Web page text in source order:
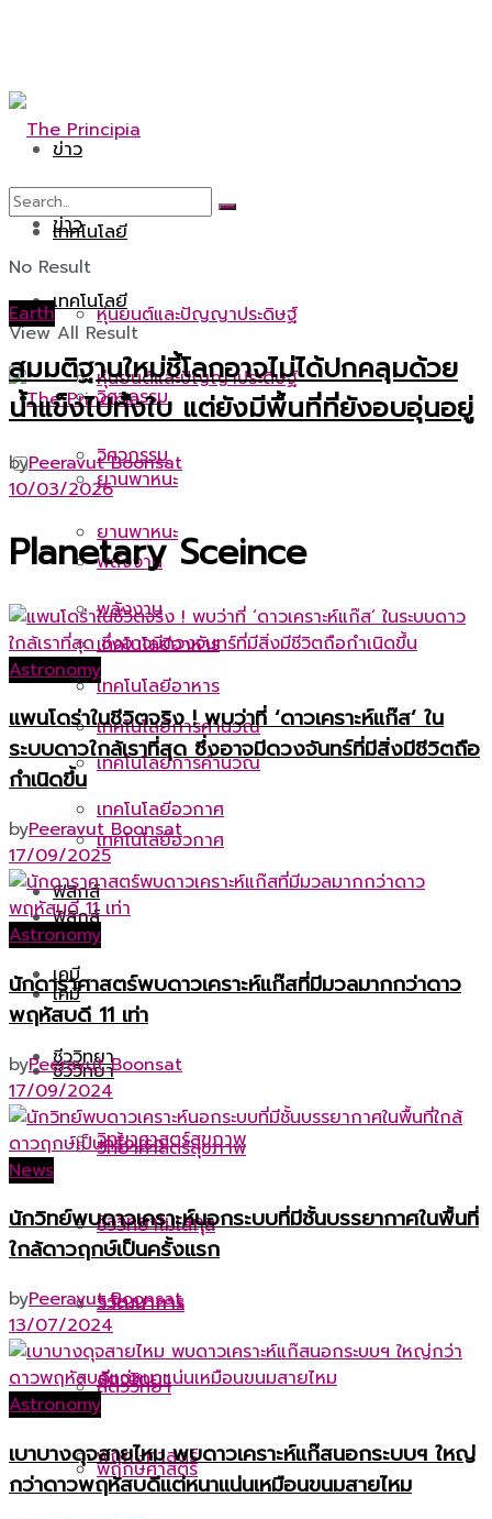
ข่าว
เทคโนโลยี
หุ่นยนต์และปัญญาประดิษฐ์
วิศวกรรม
ยานพาหนะ
พลังงาน
เทคโนโลยีอาหาร
เทคโนโลยีการคำนวณ
เทคโนโลยีอวกาศ
ฟิสิกส์
เคมี
ชีววิทยา
วิทยาศาสตร์สุขภาพ
ชีววิทยาโมเลกุล
วิวัฒนาการ
สัตววิทยา
พฤกษศาสตร์
ข่าว
เทคโนโลยี
หุ่นยนต์และปัญญาประดิษฐ์
วิศวกรรม
ยานพาหนะ
พลังงาน
เทคโนโลยีอาหาร
เทคโนโลยีการคำนวณ
เทคโนโลยีอวกาศ
ฟิสิกส์
เคมี
ชีววิทยา
วิทยาศาสตร์สุขภาพ
ชีววิทยาโมเลกุล
วิวัฒนาการ
สัตววิทยา
พฤกษศาสตร์
No Result
View All Result
Earth
สมมติฐานใหม่ชี้โลกอาจไม่ได้ปกคลุมด้วย
น้ำแข็งไปทั้งใบ แต่ยังมีพื้นที่ที่ยังอบอุ่นอยู่
byPeeravut Boonsat
10/03/2026
Planetary Sceince
Astronomy
แพนโดร่าในชีวิตจริง ! พบว่าที่ ‘ดาวเคราะห์แก๊ส’ ใน
ระบบดาวใกล้เราที่สุด ซึ่งอาจมีดวงจันทร์ที่มีสิ่งมีชีวิตถือ
กำเนิดขึ้น
byPeeravut Boonsat
17/09/2025
Astronomy
นักดาราศาสตร์พบดาวเคราะห์แก๊สที่มีมวลมากกว่าดาว
พฤหัสบดี 11 เท่า
byPeeravut Boonsat
17/09/2024
News
นักวิทย์พบดาวเคราะห์นอกระบบที่มีชั้นบรรยากาศในพื้นที่
ใกล้ดาวฤกษ์เป็นครั้งแรก
byPeeravut Boonsat
13/07/2024
Astronomy
เบาบางดุจสายไหม พบดาวเคราะห์แก๊สนอกระบบฯ ใหญ่
กว่าดาวพฤหัสบดีแต่หนาแน่นเหมือนขนมสายไหม